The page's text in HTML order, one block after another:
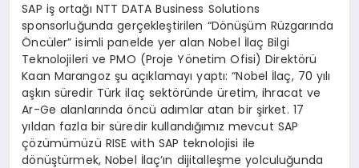
SAP iş ortağı NTT DATA Business Solutions
sponsorluğunda gerçekleştirilen “Dönüşüm Rüzgarında
Öncüler” isimli panelde yer alan Nobel İlaç Bilgi
Teknolojileri ve PMO (Proje Yönetim Ofisi) Direktörü
Kaan Marangoz şu açıklamayı yaptı: “Nobel İlaç, 70 yılı
aşkın süredir Türk ilaç sektöründe üretim, ihracat ve
Ar-Ge alanlarında öncü adımlar atan bir şirket. 17
yıldan fazla bir süredir kullandığımız mevcut SAP
çözümümüzü RISE with SAP teknolojisi ile
dönüştürmek, Nobel İlaç’ın dijitalleşme yolculuğunda